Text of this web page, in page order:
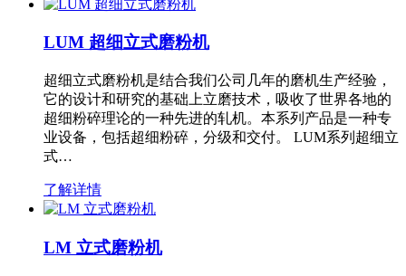
LUM 超细立式磨粉机
超细立式磨粉机是结合我们公司几年的磨机生产经验，
它的设计和研究的基础上立磨技术，吸收了世界各地的
超细粉碎理论的一种先进的轧机。本系列产品是一种专
业设备，包括超细粉碎，分级和交付。 LUM系列超细立
式…
了解详情
LM 立式磨粉机